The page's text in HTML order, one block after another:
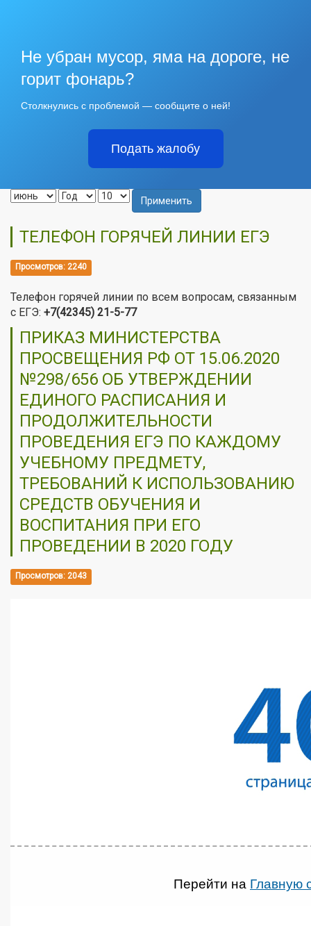
Не убран мусор, яма на дороге, не
горит фонарь?
Столкнулись с проблемой — сообщите о ней!
Подать жалобу
Применить
ТЕЛЕФОН ГОРЯЧЕЙ ЛИНИИ ЕГЭ
Просмотров: 2240
Телефон горячей линии по всем вопросам, связанным
с ЕГЭ: +7(42345) 21-5-77
ПРИКАЗ МИНИСТЕРСТВА
ПРОСВЕЩЕНИЯ РФ ОТ 15.06.2020
№298/656 ОБ УТВЕРЖДЕНИИ
ЕДИНОГО РАСПИСАНИЯ И
ПРОДОЛЖИТЕЛЬНОСТИ
ПРОВЕДЕНИЯ ЕГЭ ПО КАЖДОМУ
УЧЕБНОМУ ПРЕДМЕТУ,
ТРЕБОВАНИЙ К ИСПОЛЬЗОВАНИЮ
СРЕДСТВ ОБУЧЕНИЯ И
ВОСПИТАНИЯ ПРИ ЕГО
ПРОВЕДЕНИИ В 2020 ГОДУ
Просмотров: 2043